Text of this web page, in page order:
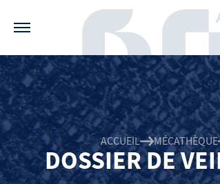
ACCUEIL MÉCATHÈQUE
DOSSIER DE